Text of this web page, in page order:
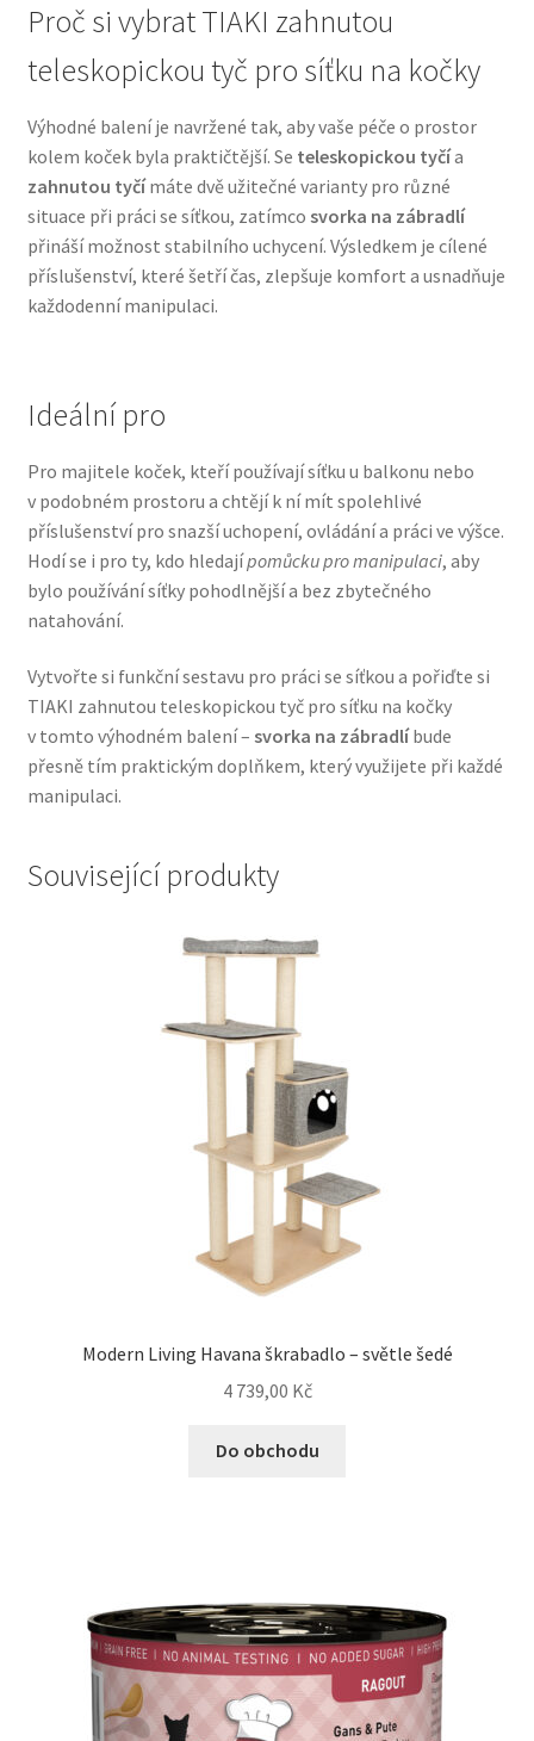
Purizon pro psy — Vysoký obsah masa, bez obilovin
Veterinární dieta pro psy
Vodítka a obojky
Wolf of Wilderness
Proč si vybrat TIAKI zahnutou
teleskopickou tyč pro síťku na kočky
Výhodné balení je navržené tak, aby vaše péče o prostor
kolem koček byla praktičtější. Se teleskopickou tyčía
zahnutou tyčímáte dvě užitečné varianty pro různé
situace při práci se síťkou, zatímco svorka na zábradlí
přináší možnost stabilního uchycení. Výsledkem je cílené
příslušenství, které šetří čas, zlepšuje komfort a usnadňuje
každodenní manipulaci.
Ideální pro
Pro majitele koček, kteří používají síťku u balkonu nebo
v podobném prostoru a chtějí k ní mít spolehlivé
příslušenství pro snazší uchopení, ovládání a práci ve výšce.
Hodí se i pro ty, kdo hledajípomůcku pro manipulaci, aby
bylo používání síťky pohodlnější a bez zbytečného
natahování.
Vytvořte si funkční sestavu pro práci se síťkou a pořiďte si
TIAKI zahnutou teleskopickou tyč pro síťku na kočky
v tomto výhodném balení – svorka na zábradlíbude
přesně tím praktickým doplňkem, který využijete při každé
manipulaci.
Související produkty
Modern Living Havana škrabadlo – světle šedé
4 739,00 Kč
Do obchodu